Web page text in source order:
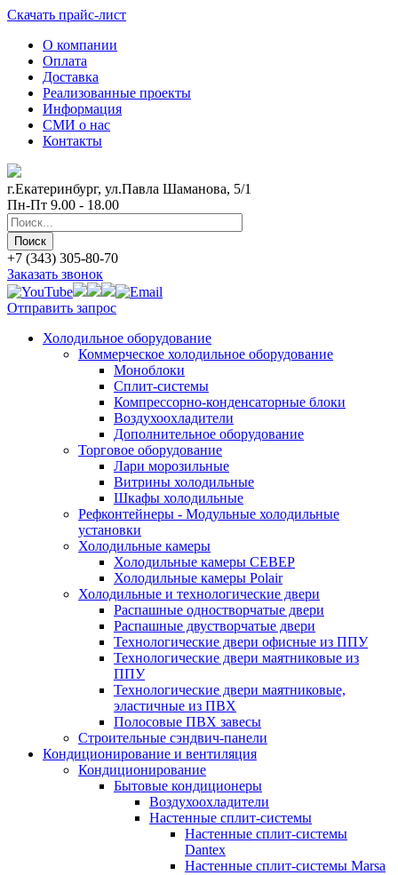
Скачать прайс-лист
О компании
Оплата
Доставка
Реализованные проекты
Информация
СМИ о нас
Контакты
г.Екатеринбург, ул.Павла Шаманова, 5/1
Пн-Пт 9.00 - 18.00
+7 (343) 305-80-70
Заказать звонок
Отправить запрос
Холодильное оборудование
Коммерческое холодильное оборудование
Моноблоки
Сплит-системы
Компрессорно-конденсаторные блоки
Воздухоохладители
Дополнительное оборудование
Торговое оборудование
Лари морозильные
Витрины холодильные
Шкафы холодильные
Рефконтейнеры - Модульные холодильные
установки
Холодильные камеры
Холодильные камеры СЕВЕР
Холодильные камеры Polair
Холодильные и технологические двери
Распашные одностворчатые двери
Распашные двустворчатые двери
Технологические двери офисные из ППУ
Технологические двери маятниковые из
ППУ
Технологические двери маятниковые,
эластичные из ПВХ
Полосовые ПВХ завесы
Строительные сэндвич-панели
Кондиционирование и вентиляция
Кондиционирование
Бытовые кондиционеры
Воздухоохладители
Настенные сплит-системы
Настенные сплит-системы
Dantex
Настенные сплит-системы Marsa